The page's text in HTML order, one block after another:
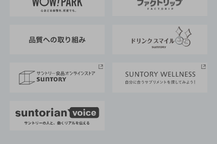
地域情報
サントリーサンバーズ大阪
サントリーが考えるサステナビリティ経営
企業概要
採用情報